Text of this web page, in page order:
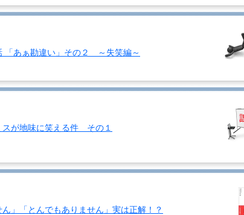
「あぁ勘違い」その２ ～失笑編～
スが地味に笑える件 その１
」「とんでもありません」実は正解！？